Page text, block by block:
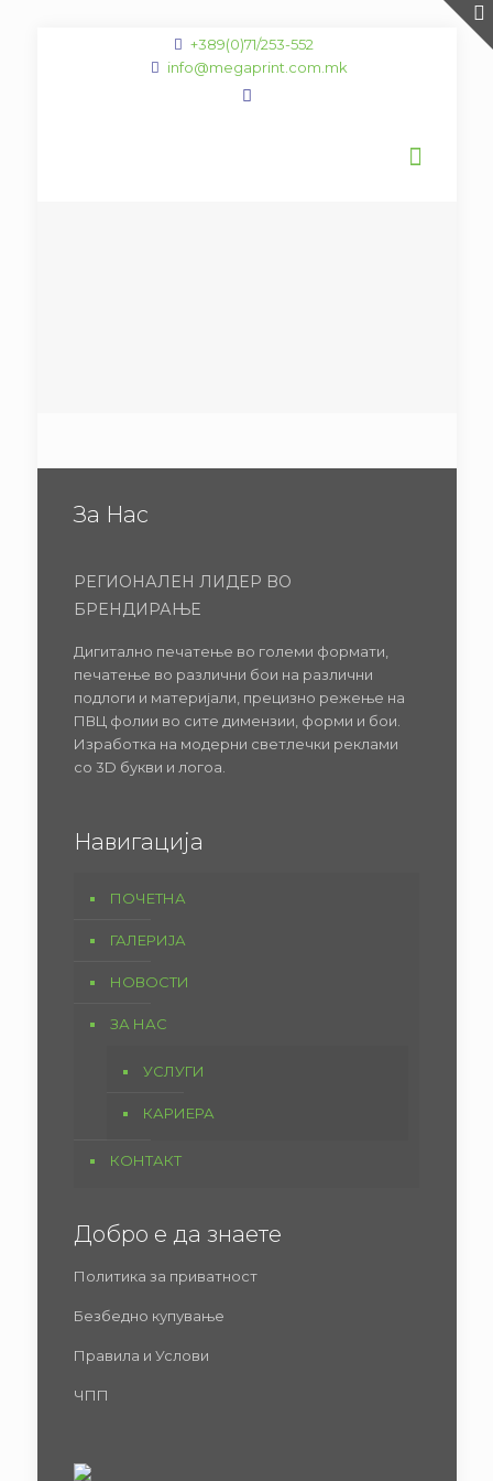
+389(0)71/253-552
info@megaprint.com.mk
За Нас
РЕГИОНАЛЕН ЛИДЕР ВО
БРЕНДИРАЊЕ
Дигитално печатење во големи формати,
печатење во различни бои на различни
подлоги и материјали, прецизно режење на
ПВЦ фолии во сите димензии, форми и бои.
Изработка на модерни светлечки реклами
со 3D букви и логоа.
Навигација
ПОЧЕТНА
ГАЛЕРИЈА
НОВОСТИ
ЗА НАС
УСЛУГИ
КАРИЕРА
КОНТАКТ
Добро е да знаете
Политика за приватност
Безбедно купување
Правила и Услови
ЧПП